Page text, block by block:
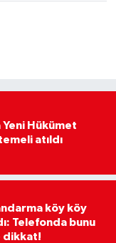
Hükümet
atıldı
köy köy
Telefonda bunu
dikkat!